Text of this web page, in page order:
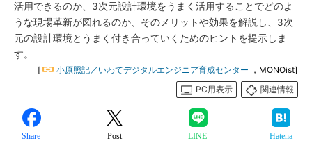
活用できるのか、3次元設計環境をうまく活用することでどのよ
うな現場革新が図れるのか、そのメリットや効果を解説し、3次
元の設計環境とうまく付き合っていくためのヒントを提示しま
す。
[ 小原照記／いわてデジタルエンジニア育成センター ，MONOist]
PC用表示
関連情報
Share Post LINE Hatena